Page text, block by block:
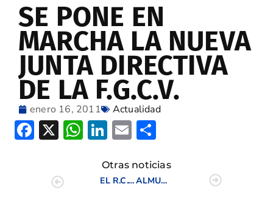
SE PONE EN
MARCHA LA NUEVA
JUNTA DIRECTIVA
DE LA F.G.C.V.
enero 16, 2011 Actualidad
Facebook
X WhatsApp
LinkedIn
Email
Otras noticias
EL R.C.G. MANISES ACOGIÓ LA PRIMERA REUNIÓN DE LA NUEVA JUNTA DIRECTIVA DE LA F.G.C.V.
ALMUDENA BLASCO Y KIERON FOWLER, VENCEDORES EN EL PUNTUABLE DE ALTA COMPETICION DE LA C.V.